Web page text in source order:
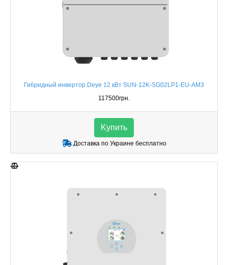
Гибридный инвертор Deye 12 кВт SUN-12K-SG02LP1-EU-AM3
117500грн.
Kупить
Доставка по Украине бесплатно